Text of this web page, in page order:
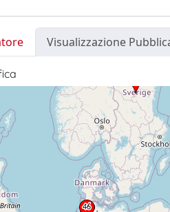
Visualizzazione